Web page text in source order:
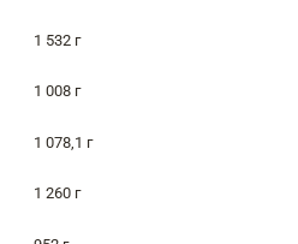
1 532 г
1 008 г
1 078,1 г
1 260 г